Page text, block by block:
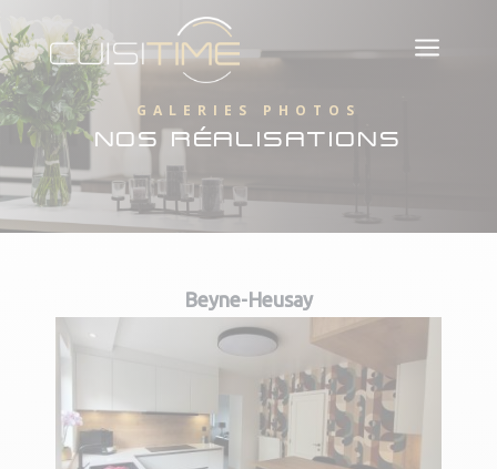
a
GALERIES PHOTOS
NOS RÉALISATIONS
Beyne-Heusay